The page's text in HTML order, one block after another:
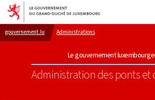
Aller au menu principal
Aller au contenu
gouvernement.lu Administrations
Le gouvernement
Administration des ponts et